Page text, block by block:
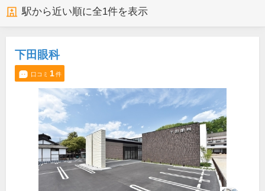
駅から近い順に全1件を表示
下田眼科
口コミ 1件